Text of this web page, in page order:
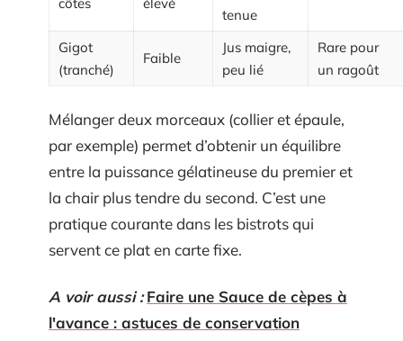
tenue
Gigot
(tranché)
Faible
Jus maigre,
peu lié
Rare pour
un ragoût
Mélanger deux morceaux (collier et épaule,
par exemple) permet d’obtenir un équilibre
entre la puissance gélatineuse du premier et
la chair plus tendre du second. C’est une
pratique courante dans les bistrots qui
servent ce plat en carte fixe.
A voir aussi : Faire une Sauce de cèpes à
l'avance : astuces de conservation